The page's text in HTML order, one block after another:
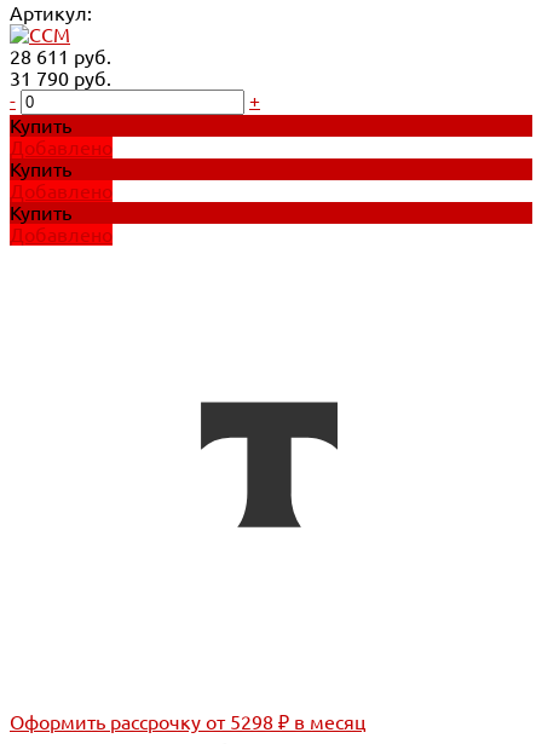
Артикул:
28 611 руб.
31 790 руб.
-
+
Купить
Добавлено
Купить
Добавлено
Купить
Добавлено
Оформить рассрочку от 5298 ₽ в месяц